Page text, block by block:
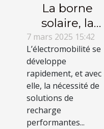
La borne
solaire, la
solution de
recharge
avantageuse
pour vous et
votre voiture !
7 mars 2025 15:42
L’électromobilité se
développe
rapidement, et avec
elle, la nécessité de
solutions de
recharge
performantes...